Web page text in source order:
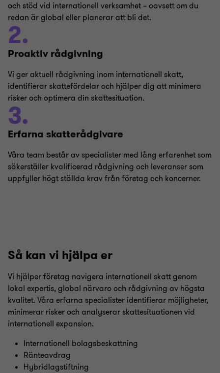
och stöd vid internationell verksamhet – oavsett om du
redan är global eller planerar att bli det.
2.
Proaktiv rådgivning
Vi ger aktuell rådgivning inom internationell skatt,
identifierar skattefördelar och hjälper dig att minimera
risker och optimera din skattesituation.
3.
Erfarna skatterådgivare
Våra team består av specialister med lång erfarenhet som
säkerställer kvalificerad rådgivning och leveranser som
uppfyller högt ställda krav från företag och koncerner.
Så kan vi hjälpa er
Vi hjälper företag navigera internationell skatt genom
lokal expertis, global närvaro och rådgivning av högsta
kvalitet. Våra erfarna specialister identifierar möjligheter,
minimerar risker och analyserar skattesituationen vid
internationell expansion.
Internationell bolagsbeskattning
Ränteavdrag
Hybridlagstiftning